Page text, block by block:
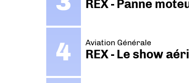
REX - Panne
Aviation Générale
REX - Le show